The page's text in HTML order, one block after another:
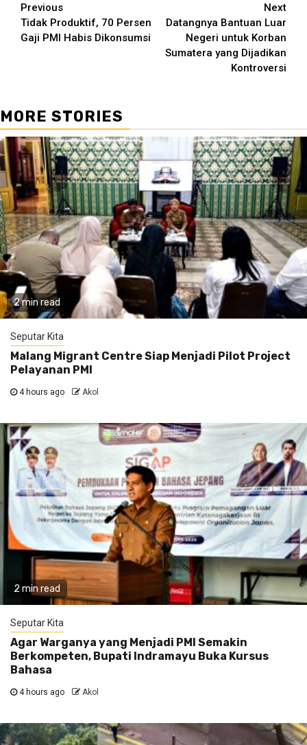
Continue
Reading
Previous
Tidak Produktif, 70 Persen
Gaji PMI Habis Dikonsumsi
Next
Datangnya Bantuan Luar
Negeri untuk Korban
Sumatera yang Dijadikan
Kontroversi
MORE STORIES
2 min read
Seputar Kita
Malang Migrant Centre Siap Menjadi Pilot Project
Pelayanan PMI
4 hours ago Akol
2 min read
Seputar Kita
Agar Warganya yang Menjadi PMI Semakin
Berkompeten, Bupati Indramayu Buka Kursus
Bahasa
4 hours ago Akol